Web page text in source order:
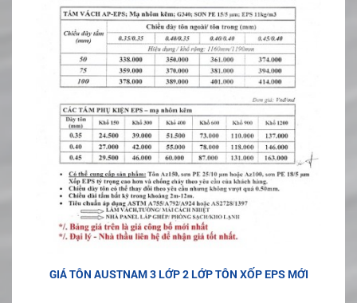
GIÁ TÔN AUSTNAM 3 LỚP 2 LỚP TÔN XỐP EPS MỚI